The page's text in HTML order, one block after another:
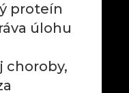
proteín
úlohu
choroby,